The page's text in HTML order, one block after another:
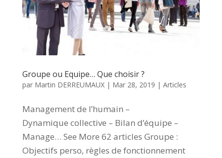
Groupe ou Equipe… Que choisir ?
par Martin DERREUMAUX| Mar 28, 2019 | Articles
Management de l’humain –
Dynamique collective – Bilan d’équipe –
Manage… See More 62 articles Groupe :
Objectifs perso, règles de fonctionnement